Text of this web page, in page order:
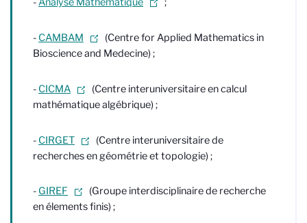
- CAMBAM
(Centre for Applied Mathematics in
Bioscience and Medecine) ;
- CICMA
(Centre interuniversitaire en calcul
mathématique algébrique) ;
- CIRGET
(Centre interuniversitaire de
recherches en géométrie et topologie) ;
- GIREF
(Groupe interdisciplinaire de recherche
en élements finis) ;